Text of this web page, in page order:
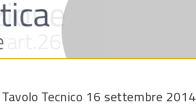
Tecnico 16 settembre 2014